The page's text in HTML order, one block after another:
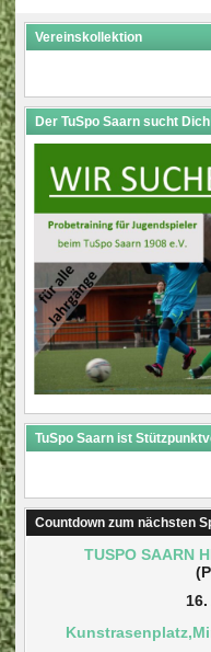
Vereinskollektion
Der TuSpo Saarn sucht
TuSpo Saarn ist
Countdown zum nächsten
TUSPO SAARN